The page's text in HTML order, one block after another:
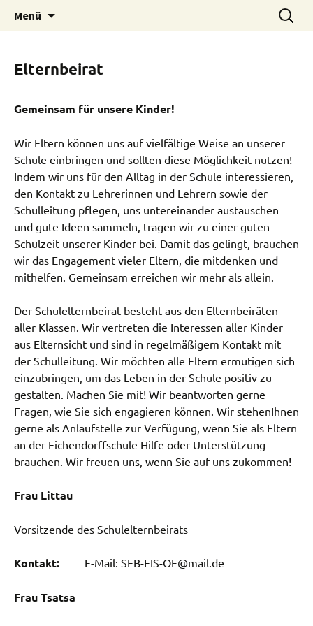
Eichendorffschule
Menü
Suchen
nach:
Elternbeirat
Gemeinsam für unsere Kinder!
Wir Eltern können uns auf vielfältige Weise an unserer
Schule einbringen und sollten diese Möglichkeit nutzen!
Indem wir uns für den Alltag in der Schule interessieren,
den Kontakt zu Lehrerinnen und Lehrern sowie der
Schulleitung pflegen, uns untereinander austauschen
und gute Ideen sammeln, tragen wir zu einer guten
Schulzeit unserer Kinder bei. Damit das gelingt, brauchen
wir das Engagement vieler Eltern, die mitdenken und
mithelfen. Gemeinsam erreichen wir mehr als allein.
Der Schulelternbeirat besteht aus den Elternbeiräten
aller Klassen. Wir vertreten die Interessen aller Kinder
aus Elternsicht und sind in regelmäßigem Kontakt mit
der Schulleitung. Wir möchten alle Eltern ermutigen sich
einzubringen, um das Leben in der Schule positiv zu
gestalten. Machen Sie mit! Wir beantworten gerne
Fragen, wie Sie sich engagieren können. Wir stehenIhnen
gerne als Anlaufstelle zur Verfügung, wenn Sie als Eltern
an der Eichendorffschule Hilfe oder Unterstützung
brauchen. Wir freuen uns, wenn Sie auf uns zukommen!
Frau Littau
Vorsitzende des Schulelternbeirats
Kontakt: E-Mail: SEB-EIS-OF@mail.de
Frau Tsatsa